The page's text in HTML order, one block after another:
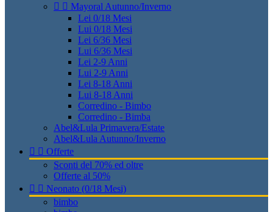
  Mayoral Autunno/Inverno
Lei 0/18 Mesi
Lui 0/18 Mesi
Lei 6/36 Mesi
Lui 6/36 Mesi
Lei 2-9 Anni
Lui 2-9 Anni
Lei 8-18 Anni
Lui 8-18 Anni
Corredino - Bimbo
Corredino - Bimba
Abel&Lula Primavera/Estate
Abel&Lula Autunno/Inverno
  Offerte
Sconti del 70% ed oltre
Offerte al 50%
  Neonato (0/18 Mesi)
bimbo